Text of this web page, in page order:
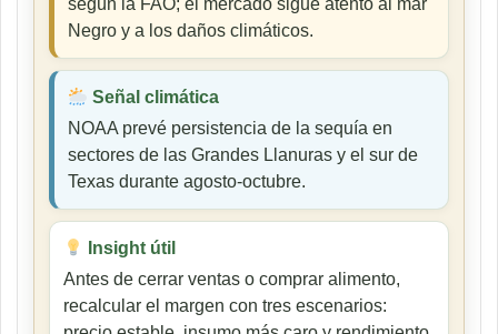
según la FAO; el mercado sigue atento al mar
Negro y a los daños climáticos.
Señal climática
NOAA prevé persistencia de la sequía en
sectores de las Grandes Llanuras y el sur de
Texas durante agosto-octubre.
Insight útil
Antes de cerrar ventas o comprar alimento,
recalcular el margen con tres escenarios: